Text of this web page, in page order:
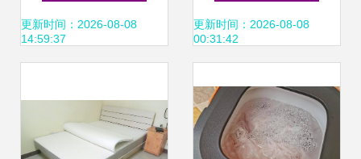
是开始
更新时间：2026-08-08
14:59:37
机电机如何避免烧
更新时间：2026-08-08
00:31:42